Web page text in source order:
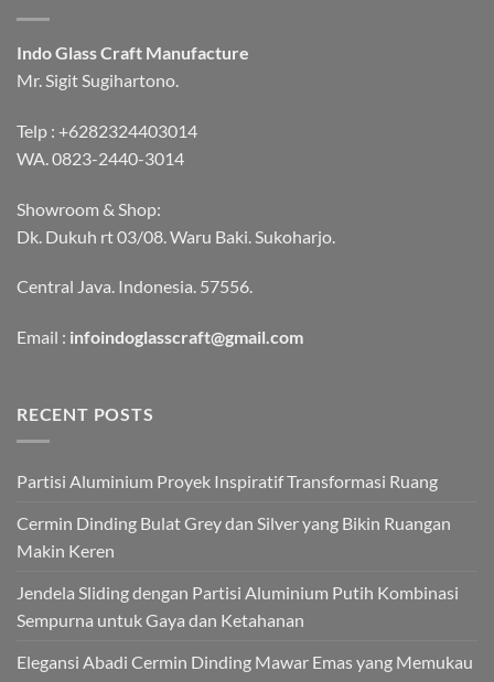
Indo Glass Craft Manufacture
Mr. Sigit Sugihartono.
Telp : +6282324403014
WA.0823-2440-3014
Showroom & Shop:
Dk. Dukuh rt 03/08. Waru Baki. Sukoharjo.
Central Java. Indonesia. 57556.
Email : infoindoglasscraft@gmail.com
RECENT POSTS
Partisi Aluminium Proyek Inspiratif Transformasi Ruang
Cermin Dinding Bulat Grey dan Silver yang Bikin Ruangan
Makin Keren
Jendela Sliding dengan Partisi Aluminium Putih Kombinasi
Sempurna untuk Gaya dan Ketahanan
Elegansi Abadi Cermin Dinding Mawar Emas yang Memukau